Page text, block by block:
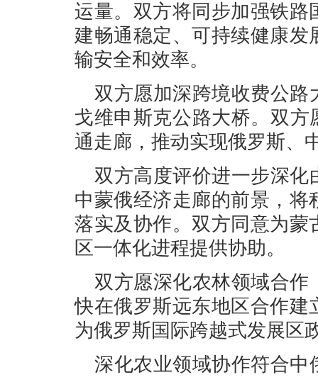
运量。双方将同步加强铁
建畅通稳定、可持续健康
输安全和效率。
双方愿加深跨境收费公路
戈维申斯克公路大桥。双方
通走廊，推动实现俄罗斯、
双方高度评价进一步深化
中蒙俄经济走廊的前景，
落实及协作。双方同意为
区一体化进程提供协助。
双方愿深化农林领域合作
快在俄罗斯远东地区合作
为俄罗斯国际跨越式发展区
深化农业领域协作符合中